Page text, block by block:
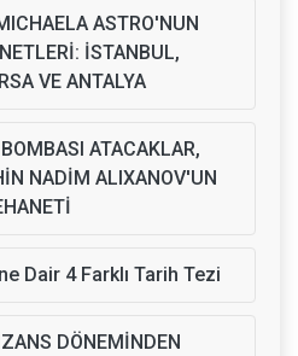
ASTRO'NUN
İSTANBUL,
VE ANTALYA
ATACAKLAR,
NADİM ALIXANOV'UN
Dair 4 Farklı Tarih Tezi
DÖNEMİNDEN